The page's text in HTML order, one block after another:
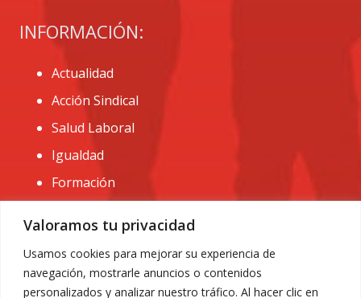
Valoramos tu privacidad
Usamos cookies para mejorar su experiencia de
navegación, mostrarle anuncios o contenidos
personalizados y analizar nuestro tráfico. Al hacer clic en
INFORMACIÓN:
Actualidad
Acción Sindical
Salud Laboral
Igualdad
Formación
CONTACTO:
administracion@usomurcia.org
968 25 01 20